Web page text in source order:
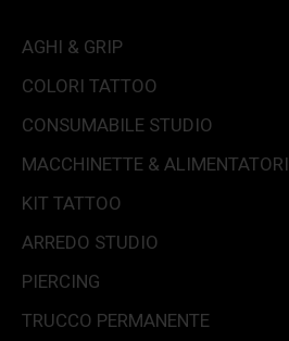
AGHI & GRIP
COLORI TATTOO
CONSUMABILE STUDIO
MACCHINETTE & ALIMENTATORI
KIT TATTOO
ARREDO STUDIO
PIERCING
TRUCCO PERMANENTE